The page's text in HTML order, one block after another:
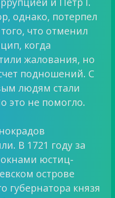
однако, потерпел
что отменил
когда
жалования, но
подношений. С
людям стали
это не помогло.
В 1721 году за
юстиц-
острове
губернатора князя